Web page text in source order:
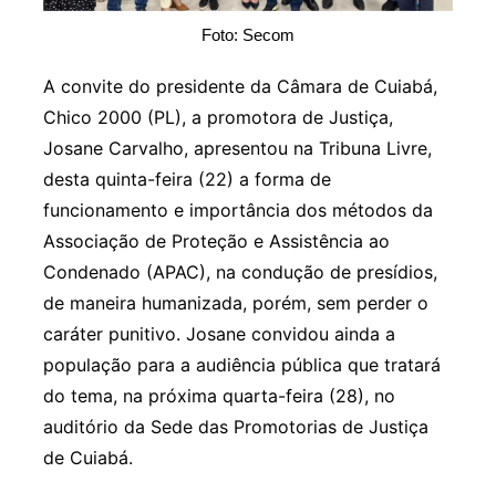
Foto: Secom
A convite do presidente da Câmara de Cuiabá,
Chico 2000 (PL), a promotora de Justiça,
Josane Carvalho, apresentou na Tribuna Livre,
desta quinta-feira (22) a forma de
funcionamento e importância dos métodos da
Associação de Proteção e Assistência ao
Condenado (APAC), na condução de presídios,
de maneira humanizada, porém, sem perder o
caráter punitivo. Josane convidou ainda a
população para a audiência pública que tratará
do tema, na próxima quarta-feira (28), no
auditório da Sede das Promotorias de Justiça
de Cuiabá.